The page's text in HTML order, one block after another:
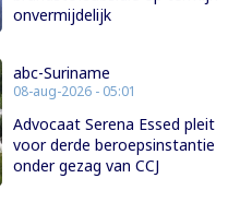
onvermijdelijk
abc-Suriname
08-aug-2026 - 05:01
Advocaat Serena Essed pleit
voor derde beroepsinstantie
onder gezag van CCJ